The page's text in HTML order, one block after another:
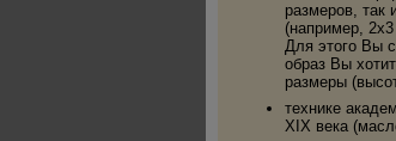
размеров, так
(например, 2х3
Для этого Вы
образ Вы
размеры
технике
XIX века